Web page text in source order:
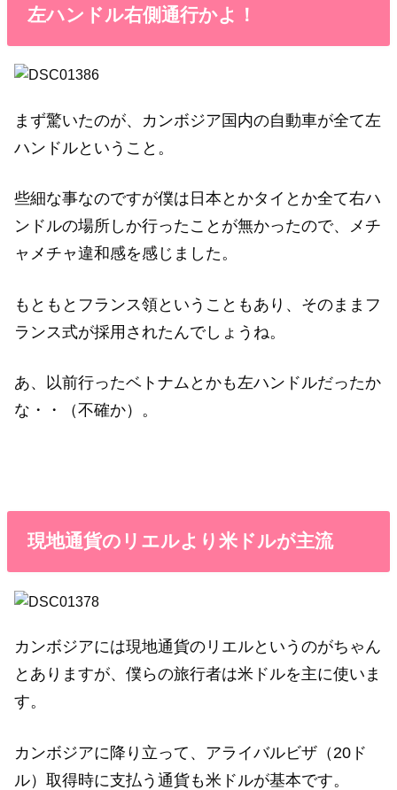
左ハンドル右側通行かよ！
まず驚いたのが、カンボジア国内の自動車が全て左
ハンドルということ。
些細な事なのですが僕は日本とかタイとか全て右ハ
ンドルの場所しか行ったことが無かったので、メチ
ャメチャ違和感を感じました。
もともとフランス領ということもあり、そのままフ
ランス式が採用されたんでしょうね。
あ、以前行ったベトナムとかも左ハンドルだったか
な・・（不確か）。
現地通貨のリエルより米ドルが主流
カンボジアには現地通貨のリエルというのがちゃん
とありますが、僕らの旅行者は米ドルを主に使いま
す。
カンボジアに降り立って、アライバルビザ（20ド
ル）取得時に支払う通貨も米ドルが基本です。